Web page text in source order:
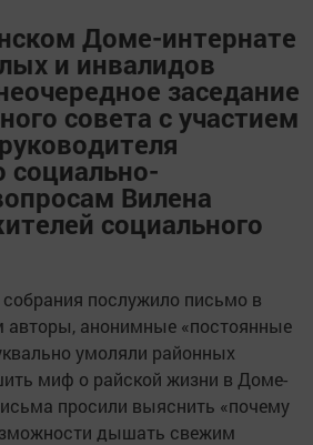
Доме-интернате
и инвалидов
заседание
совета с участием
социально-
Вилена
социального
послужило письмо в
авторы, анонимные «постоянные
умоляли районных
миф о райской жизни в Доме-
просили выяснить «почему
дышать свежим